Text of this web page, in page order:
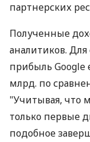
партнерских
Полученные
аналитиков. Для
прибыль Google
млрд. по
"Учитывая, что
только первые
подобное